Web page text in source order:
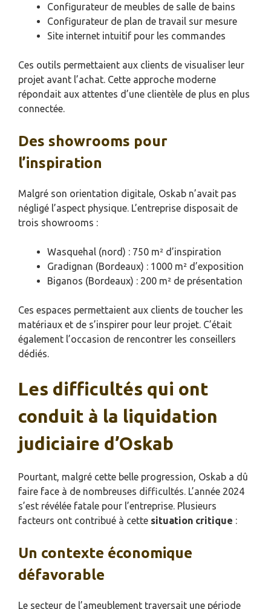
Configurateur de meubles de salle de bains
Configurateur de plan de travail sur mesure
Site internet intuitif pour les commandes
Ces outils permettaient aux clients de visualiser leur
projet avant l’achat. Cette approche moderne
répondait aux attentes d’une clientèle de plus en plus
connectée.
Des showrooms pour
l’inspiration
Malgré son orientation digitale, Oskab n’avait pas
négligé l’aspect physique. L’entreprise disposait de
trois showrooms :
Wasquehal (nord) : 750 m² d’inspiration
Gradignan (Bordeaux) : 1000 m² d’exposition
Biganos (Bordeaux) : 200 m² de présentation
Ces espaces permettaient aux clients de toucher les
matériaux et de s’inspirer pour leur projet. C’était
également l’occasion de rencontrer les conseillers
dédiés.
Les difficultés qui ont
conduit à la liquidation
judiciaire d’Oskab
Pourtant, malgré cette belle progression, Oskab a dû
faire face à de nombreuses difficultés. L’année 2024
s’est révélée fatale pour l’entreprise. Plusieurs
facteurs ont contribué à cette situation critique :
Un contexte économique
défavorable
Le secteur de l’ameublement traversait une période